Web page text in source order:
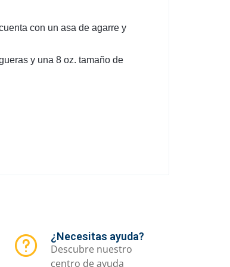
con un asa de agarre y
y una 8 oz. tamaño de
¿Necesitas ayuda?
Descubre nuestro
centro de ayuda